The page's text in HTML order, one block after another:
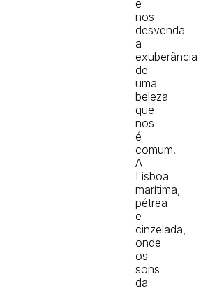
e
nos
desvenda
a
exuberância
de
uma
beleza
que
nos
é
comum.
A
Lisboa
marítima,
pétrea
e
cinzelada,
onde
os
sons
da